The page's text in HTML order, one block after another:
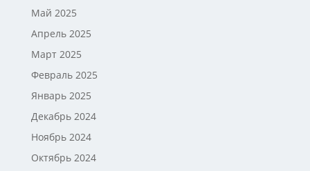
Май 2025
Апрель 2025
Март 2025
Февраль 2025
Январь 2025
Декабрь 2024
Ноябрь 2024
Октябрь 2024